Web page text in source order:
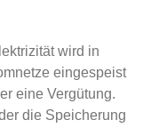
wird in
eingespeist
eine Vergütung.
die Speicherung